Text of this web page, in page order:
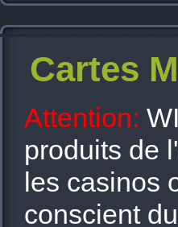
Cartes
Attention:
produits de
les casinos
conscient